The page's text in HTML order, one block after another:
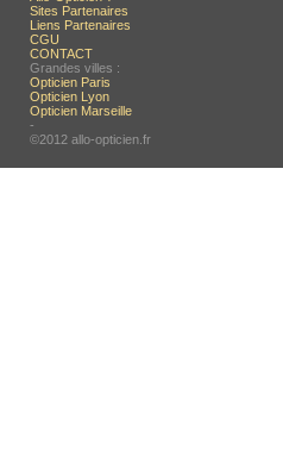
Sites Partenaires
Liens Partenaires
CGU
CONTACT
Grandes villes :
Opticien Paris
Opticien Lyon
Opticien Marseille
-
©2012 allo-opticien.fr